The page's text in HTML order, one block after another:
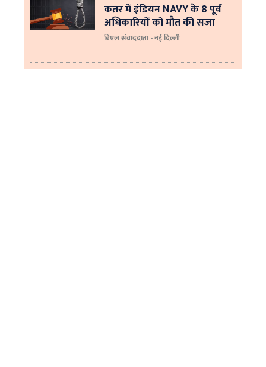
कतर में इंडियन NAVY के 8 पूर्व
अधिकारियों को मौत की सजा
बिएल संवाददाता - नई दिल्ली